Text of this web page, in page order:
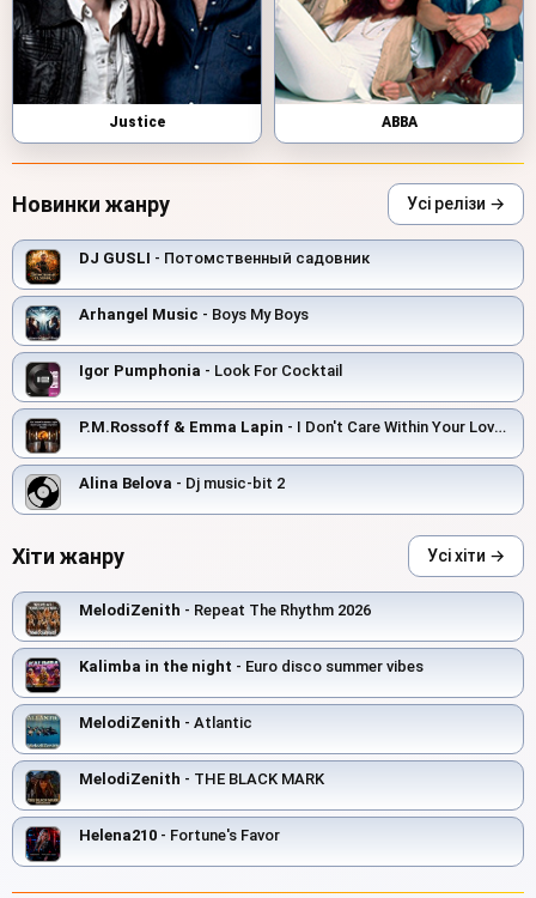
Justice ABBA
Новинки жанру Усі релізи →
DJ GUSLI - Потомственный садовник
Arhangel Music - Boys My Boys
Igor Pumphonia - Look For Cocktail
P.M.Rossoff & Emma Lapin - I Don't Care Within Your Love 1985. REMIX 2026
Alina Belova - Dj music-bit 2
Хіти жанру Усі хіти →
MelodiZenith - Repeat The Rhythm 2026
Kalimba in the night - Euro disco summer vibes
MelodiZenith - Atlantic
MelodiZenith - THE BLACK MARK
Helena210 - Fortune's Favor